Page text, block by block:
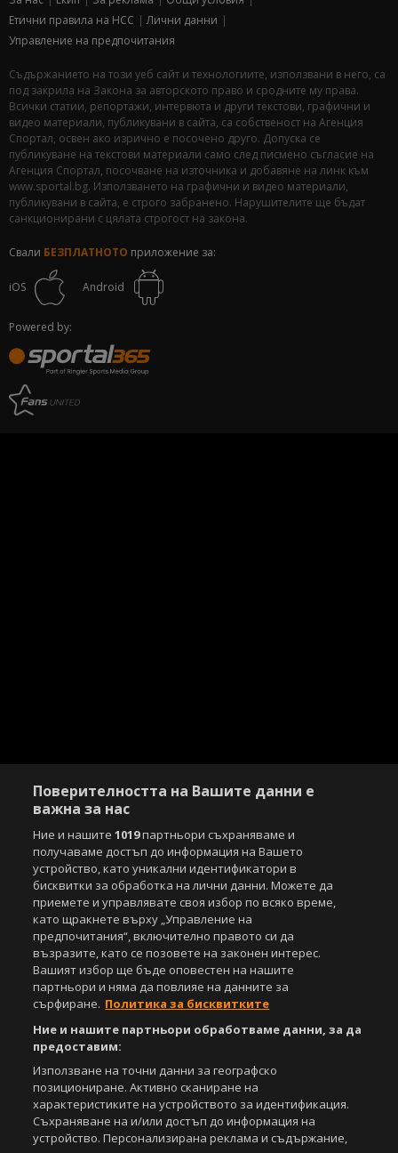
Етични правила на НСС
Лични данни
Управление на предпочитания
Съдържанието на този уеб сайт и технологиите, използвани в него, са
под закрила на Закона за авторското право и сродните му права.
Всички статии, репортажи, интервюта и други текстови, графични и
видео материали, публикувани в сайта, са собственост на Агенция
Спортал, освен ако изрично е посочено друго. Допуска се
публикуване на текстови материали само след писмено съгласие на
Агенция Спортал, посочване на източника и добавяне на линк към
www.sportal.bg. Използването на графични и видео материали,
публикувани в сайта, е строго забранено. Нарушителите ще бъдат
санкционирани с цялата строгост на закона.
Свали БЕЗПЛАТНОТО приложение за:
iOS Android
Powered by:
Поверителността на Вашите данни е
важна за нас
Ние и нашите1019партньори съхраняваме и
получаваме достъп до информация на Вашето
устройство, като уникални идентификатори в
бисквитки за обработка на лични данни. Можете да
приемете и управлявате своя избор по всяко време,
като щракнете върху „Управление на
предпочитания“, включително правото си да
възразите, като се позовете на законен интерес.
Вашият избор ще бъде оповестен на нашите
партньори и няма да повлияе на данните за
сърфиране. Политика за бисквитките
Ние и нашите партньори обработваме данни, за да
предоставим:
Използване на точни данни за географско
позициониране. Активно сканиране на
характеристиките на устройството за идентификация.
Съхраняване на и/или достъп до информация на
устройство. Персонализирана реклама и съдържание,